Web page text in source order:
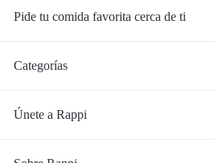
Pide tu comida favorita cerca de ti
Categorías
Únete a Rappi